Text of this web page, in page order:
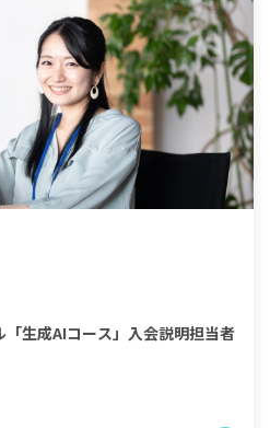
生成AIコース」入会説明担当者